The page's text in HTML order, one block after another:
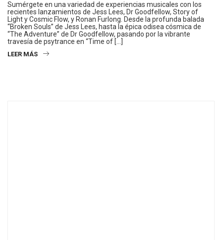
Sumérgete en una variedad de experiencias musicales con los
recientes lanzamientos de Jess Lees, Dr Goodfellow, Story of
Light y Cosmic Flow, y Ronan Furlong. Desde la profunda balada
“Broken Souls” de Jess Lees, hasta la épica odisea cósmica de
“The Adventure” de Dr Goodfellow, pasando por la vibrante
travesía de psytrance en “Time of […]
LEER MÁS